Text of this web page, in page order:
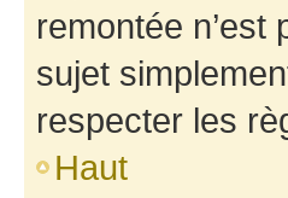
remontée
sujet
respecter les
Haut